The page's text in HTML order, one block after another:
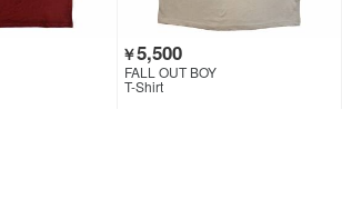
￥5,500
FALL OUT BOY
T-Shirt